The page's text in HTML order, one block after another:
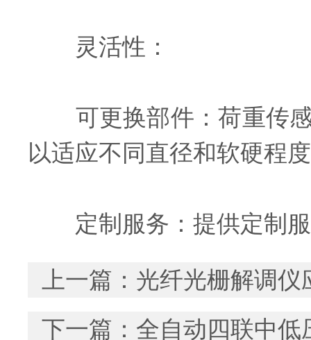
灵活性：
可更换部件：荷重传感
以适应不同直径和软硬程
定制服务：提供定制服
上一篇： 光纤光栅解调仪
下一篇： 全自动四联中低